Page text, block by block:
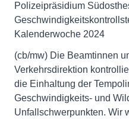
Polizeipräsidium
Kalenderwoche 2024
(cb/mw) Die Beamtinnen
Verkehrsdirektion
die Einhaltung der
Geschwindigkeits- und
Unfallschwerpunkten. Wir